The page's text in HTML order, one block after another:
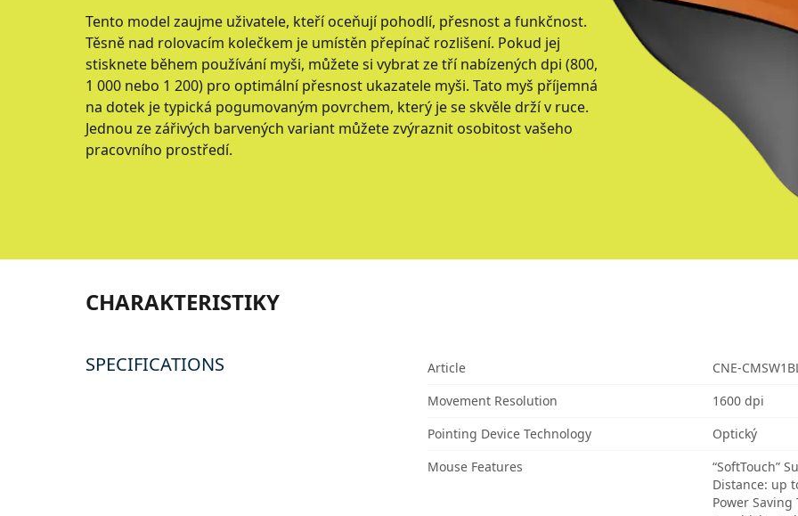
Tento model zaujme uživatele, kteří oceňují pohodlí, přesnost a funkčnost.
Těsně nad rolovacím kolečkem je umístěn přepínač rozlišení. Pokud jej
stisknete během používání myši, můžete si vybrat ze tří nabízených dpi (800,
1 000 nebo 1 200) pro optimální přesnost ukazatele myši. Tato myš příjemná
na dotek je typická pogumovaným povrchem, který je se skvěle drží v ruce.
Jednou ze zářivých barvených variant můžete zvýraznit osobitost vašeho
pracovního prostředí.
CHARAKTERISTIKY
SPECIFICATIONS Article
CNE-
Movement Resolution
1600 dpi
Pointing Device Technology
Optický
Mouse Features
“SoftTouch”
Distance: up
Power Saving